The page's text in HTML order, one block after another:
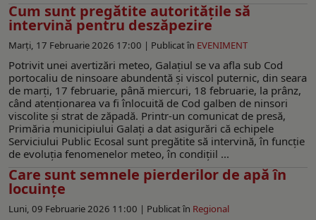
Cum sunt pregătite autorităţile să
intervină pentru deszăpezire
Marți, 17 Februarie 2026 17:00 | Publicat în EVENIMENT
Potrivit unei avertizări meteo, Galaţiul se va afla sub Cod
portocaliu de ninsoare abundentă şi viscol puternic, din seara
de marţi, 17 februarie, până miercuri, 18 februarie, la prânz,
când atenţionarea va fi înlocuită de Cod galben de ninsori
viscolite şi strat de zăpadă. Printr-un comunicat de presă,
Primăria municipiului Galați a dat asigurări că echipele
Serviciului Public Ecosal sunt pregătite să intervină, în funcție
de evoluția fenomenelor meteo, în condiţiil ...
Care sunt semnele pierderilor de apă în
locuințe
Luni, 09 Februarie 2026 11:00 | Publicat în Regional